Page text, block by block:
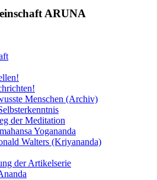
ARUNA
Menschen (Archiv)
der Meditation
Yogananda
Walters (Kriyananda)
der Artikelserie